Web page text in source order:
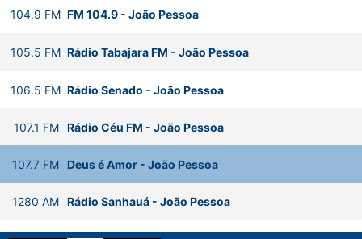
104.9 FM FM 104.9- João Pessoa
105.5 FM Rádio Tabajara FM - João Pessoa
106.5 FM Rádio Senado - João Pessoa
107.1 FM Rádio Céu FM - João Pessoa
107.7 FM Deus é Amor- João Pessoa
1280 AM Rádio Sanhauá- João Pessoa